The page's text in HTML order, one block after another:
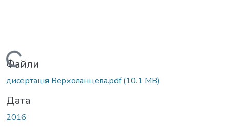
Вантажиться...
Файли
дисертація Верхоланцева.pdf(10.1 MB)
Дата
2016